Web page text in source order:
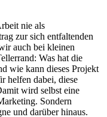
nie als
zur sich entfaltenden
auch bei kleinen
Was hat die
wie kann dieses Projekt
helfen dabei, diese
wird selbst eine
Sondern
und darüber hinaus.